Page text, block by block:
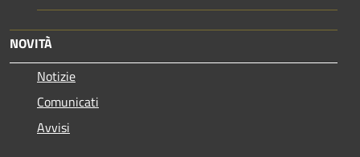
NOVITÀ
Notizie
Comunicati
Avvisi